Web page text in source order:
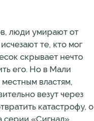
люди умирают от
те, кто мог
скрывает нечто
его. Но в Мали
властям,
везут через
катастрофу, о
серии «Сигнал».